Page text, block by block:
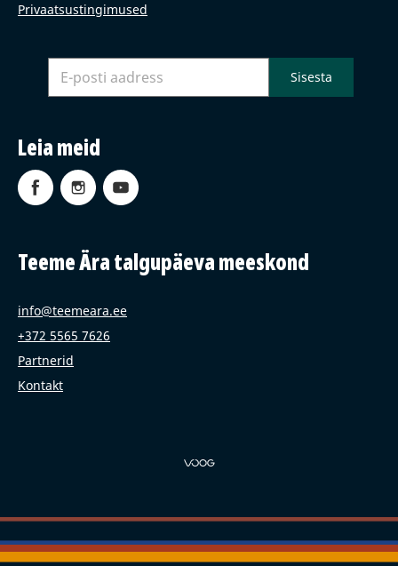
Privaatsustingimused
Leia meid
Teeme Ära talgupäeva meeskond
info@teemeara.ee
+372 5565 7626
Partnerid
Kontakt